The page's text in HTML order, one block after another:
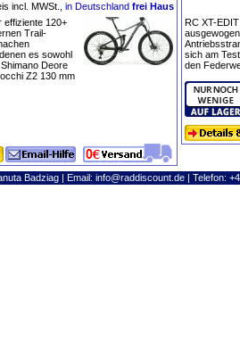
incl. MWSt., in Deutschland frei Haus
effiziente 120+
Trail-
es sowohl
Deore
Z2 130 mm
RC XT-
sich am
den
Badziag | Email: info@raddiscount.de | Telefon: